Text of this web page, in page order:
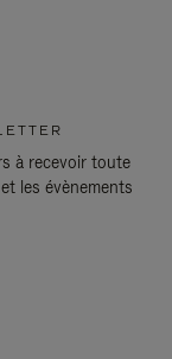
à recevoir toute
les évènements